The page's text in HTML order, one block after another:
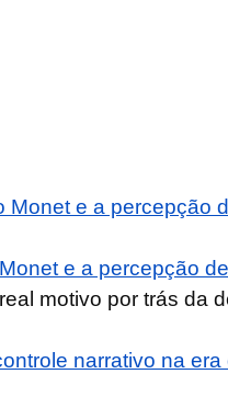
e a percepção
motivo por trás da